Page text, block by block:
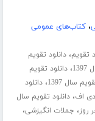
،کتاب‌های عمومی
تقویم،دانلود تقویم
،دانلود تقویم
سال 1397 ،دانلود
،دانلود تقویم سال
روز، جملات انگیزشی،